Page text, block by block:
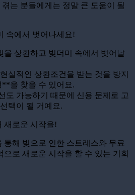
는 분들에게는 정말 큰 도움이 될
속에서 벗어나세요!
상환하고 빚더미 속에서 벗어날
실적인 상환조건을 받는 것을 방지
을 찾을 수 있어요.
도 가능하기 때문에 신용 문제로 고
택이 될 거예요.
새로운 시작을!
해 빚으로 인한 스트레스와 무료
으로 새로운 시작을 할 수 있는 기회